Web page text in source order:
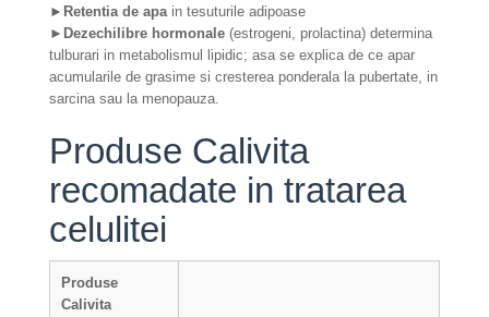
► Retentia de apa in tesuturile adipoase
► Dezechilibre hormonale (estrogeni, prolactina) determina
tulburari in metabolismul lipidic; asa se explica de ce apar
acumularile de grasime si cresterea ponderala la pubertate, in
sarcina sau la menopauza.
Produse Calivita
recomadate in tratarea
celulitei
Produse
Calivita